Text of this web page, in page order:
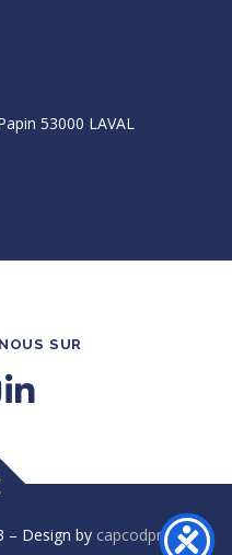
53000 LAVAL
SUR
– Design by capcodproject